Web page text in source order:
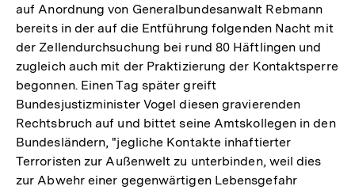
auf Anordnung von Generalbundesanwalt Rebmann
bereits in der auf die Entführung folgenden Nacht mit
der Zellendurchsuchung bei rund 80 Häftlingen und
zugleich auch mit der Praktizierung der Kontaktsperre
begonnen. Einen Tag später greift
Bundesjustizminister Vogel diesen gravierenden
Rechtsbruch auf und bittet seine Amtskollegen in den
Bundesländern, "jegliche Kontakte inhaftierter
Terroristen zur Außenwelt zu unterbinden, weil dies
zur Abwehr einer gegenwärtigen Lebensgefahr